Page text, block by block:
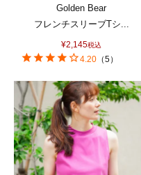
Golden Bear
フレンチスリーブTシ...
¥2,145税込
4.20 （5）